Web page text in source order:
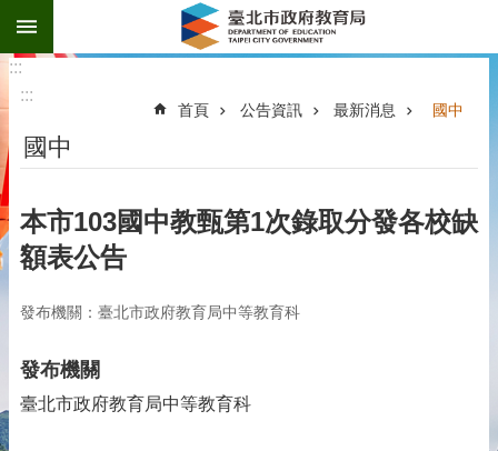
跳到主要內容區塊
:::
:::
首頁 公告資訊 最新消息 國中
國中
本市103國中教甄第1次錄取分發各校缺
額表公告
發布機關：臺北市政府教育局中等教育科
發布機關
臺北市政府教育局中等教育科